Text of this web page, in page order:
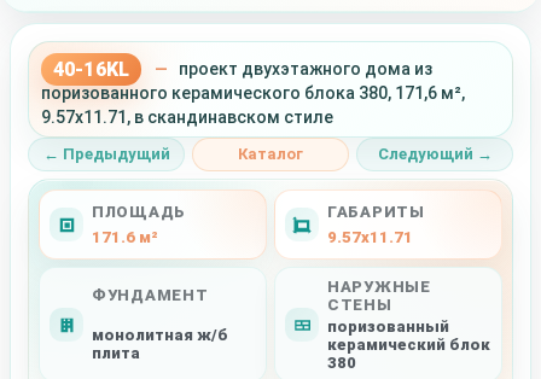
40-16KL —
проект двухэтажного дома из
поризованного керамического блока 380, 171,6 м²,
9.57x11.71, в скандинавском стиле
← Предыдущий Каталог Следующий →
ПЛОЩАДЬ
171.6 м²
ГАБАРИТЫ
9.57x11.71
ФУНДАМЕНТ
монолитная ж/б
плита
НАРУЖНЫЕ
СТЕНЫ
поризованный
керамический блок
380